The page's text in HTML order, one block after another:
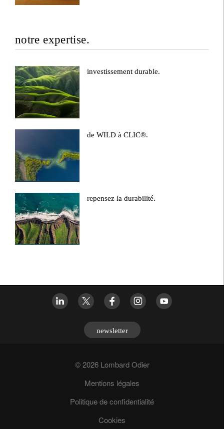
notre expertise.
investissement durable.
de WILD à CLIC®.
repensez la durabilité.
newsletter
© 2026 Lombard Odier
Mentions légales
Politique de confidentialité
Cookies